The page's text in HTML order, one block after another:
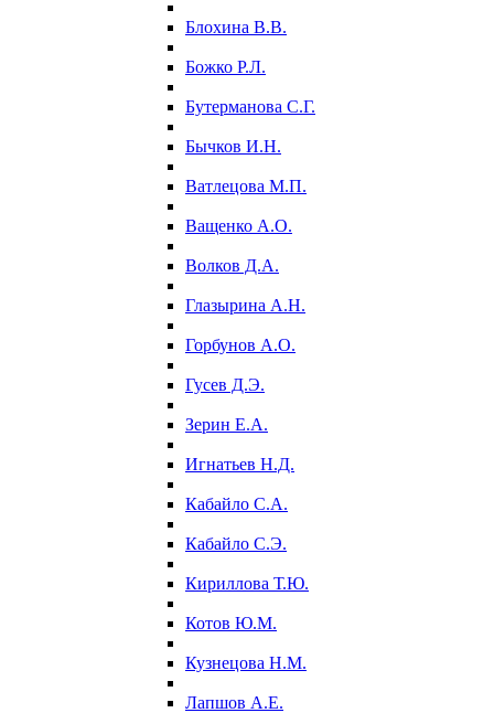
Блохина В.В.
Божко Р.Л.
Бутерманова С.Г.
Бычков И.Н.
Ватлецова М.П.
Ващенко А.О.
Волков Д.А.
Глазырина А.Н.
Горбунов А.О.
Гусев Д.Э.
Зерин Е.А.
Игнатьев Н.Д.
Кабайло С.А.
Кабайло С.Э.
Кириллова Т.Ю.
Котов Ю.М.
Кузнецова Н.М.
Лапшов А.Е.